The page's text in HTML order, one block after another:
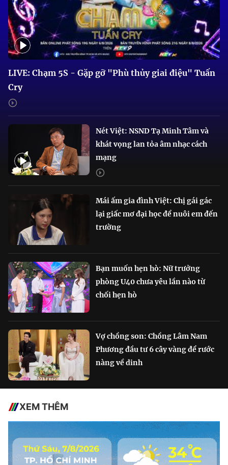
LIVE: Chạm 5S - Gặp gỡ "Phù thủy giai điệu" Tuấn
Cry
Nét Việt: NSND Tạ Minh Tâm và
khát vọng lan tỏa âm nhạc cách
mạng
Mái ấm gia đình Việt: Chị gái gác
lại giấc mơ đại học để nuôi em đến
trường
Bạn muốn hẹn hò: Nữ trưởng
phòng U40 chưa yêu lần nào từ
chối hẹn hò
Vợ chồng son: Chồng Lâm Nam
Phương đầu tư 6 cây vàng để rước
nàng về dinh
XEM THÊM